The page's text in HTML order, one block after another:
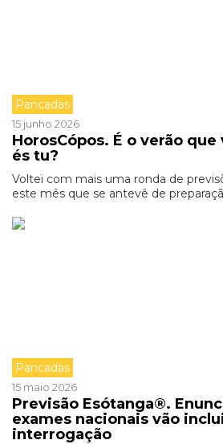
Pancadas
15 junho 2026
HorosCópos. É o verão que
és tu?
Voltei com mais uma ronda de
este mês que se antevê de
Pancadas
15 maio 2026
Previsão Esótanga®.
exames nacionais vão
interrogação